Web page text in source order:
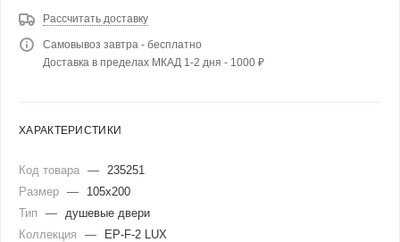
Рассчитать доставку
Самовывоз завтра - бесплатно
Доставка в пределах МКАД 1-2 дня - 1000 ₽
ХАРАКТЕРИСТИКИ
Код товара —
235251
Размер —
105x200
Тип
—
душевые двери
Коллекция
—
EP-F-2 LUX